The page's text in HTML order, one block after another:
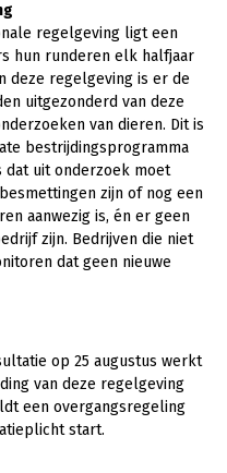
regelgeving ligt een
hun runderen elk halfjaar
deze regelgeving is er de
uitgezonderd van deze
van dieren. Dit is
bestrijdingsprogramma
dat uit onderzoek moet
zijn of nog een
aanwezig is, én er geen
zijn. Bedrijven die niet
dat geen nieuwe
op 25 augustus werkt
van deze regelgeving
een overgangsregeling
start.